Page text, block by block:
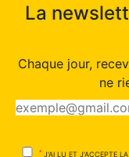
La
Chaque jour,
ne
* J'AI LU ET J'ACCEPTE LA